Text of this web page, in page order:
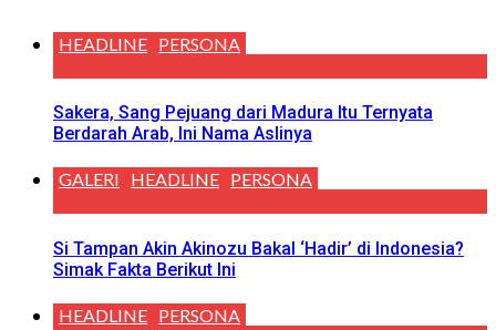
HEADLINE PERSONA
Sakera, Sang Pejuang dari Madura Itu Ternyata
Berdarah Arab, Ini Nama Aslinya
GALERI HEADLINE PERSONA
Si Tampan Akin Akinozu Bakal ‘Hadir’ di Indonesia?
Simak Fakta Berikut Ini
HEADLINE PERSONA